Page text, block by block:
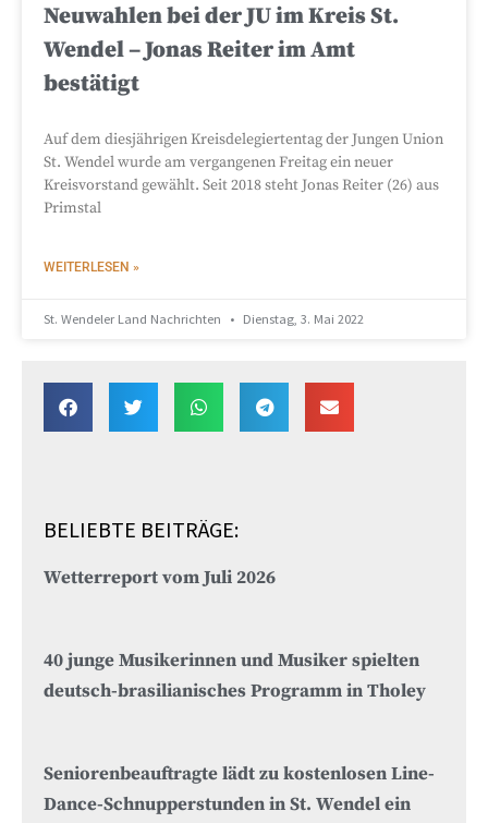
Neuwahlen bei der JU im Kreis St.
Wendel – Jonas Reiter im Amt
bestätigt
Auf dem diesjährigen Kreisdelegiertentag der Jungen Union
St. Wendel wurde am vergangenen Freitag ein neuer
Kreisvorstand gewählt. Seit 2018 steht Jonas Reiter (26) aus
Primstal
WEITERLESEN »
St. Wendeler Land Nachrichten Dienstag, 3. Mai 2022
BELIEBTE BEITRÄGE:
Wetterreport vom Juli 2026
40 junge Musikerinnen und Musiker spielten
deutsch-brasilianisches Programm in Tholey
Seniorenbeauftragte lädt zu kostenlosen Line-
Dance-Schnupperstunden in St. Wendel ein